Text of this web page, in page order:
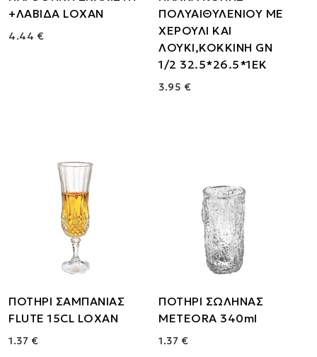
+ΛΑΒΙΔΑ LOXAN
4.44 €
ΠΟΛΥΑΙΘΥΛΕΝΙΟΥ ΜΕ
ΧΕΡΟΥΛΙ ΚΑΙ
ΛΟΥΚΙ,ΚΟΚΚΙΝΗ GN
1/2 32.5*26.5*1EK
3.95 €
ΠΟΤΗΡΙ ΣΑΜΠΑΝΙΑΣ
FLUTE 15CL LOXAN
1.37 €
ΠΟΤΗΡΙ ΣΩΛΗΝΑΣ
METEORA 340ml
1.37 €